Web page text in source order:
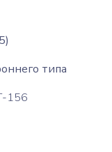
типа
156